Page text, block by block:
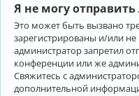
Я не могу
Это может быть вызвано
зарегистрированы и/или
администратор запретил
конференции или же
Свяжитесь с
дополнительной